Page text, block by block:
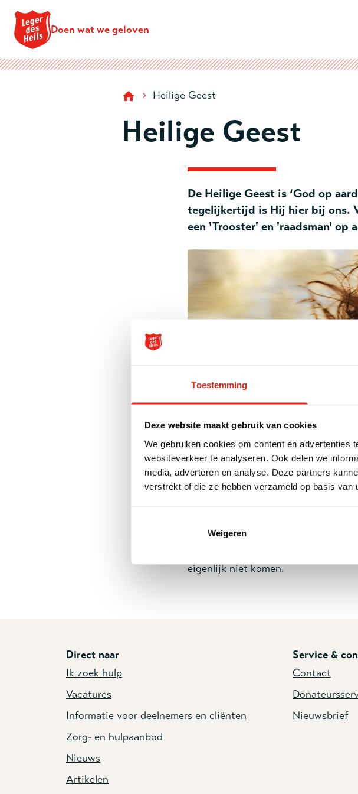
Toestemming
Deze website maakt gebruik van cookies
We gebruiken cookies om content en advertenties
websiteverkeer te analyseren. Ook delen we
media, adverteren en analyse. Deze partners
verstrekt of die ze hebben verzameld op basis van
Weigeren
Doen wat we geloven
› Heilige Geest
Heilige Geest
De Heilige Geest is ‘God op
tegelijkertijd is Hij hier bij ons.
een 'Trooster' en 'raadsman' op
Probeer het je voor te stellen als
warmte geeft waar het koud is,
hoort. Het is een ademtocht. Die
Het woord ‘geest’ betekent hier
Geest is God
zegt
. Jezus was bij ons, maar
eigenlijk niet komen.
Direct naar
Ik zoek hulp
Vacatures
Informatie voor deelnemers en cliënten
Zorg- en hulpaanbod
Nieuws
Artikelen
Service &
Contact
Nieuwsbrief